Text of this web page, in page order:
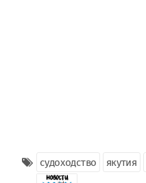
судоходство якутия